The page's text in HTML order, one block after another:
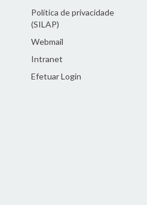
Política de privacidade
(SILAP)
Webmail
Intranet
Efetuar Login